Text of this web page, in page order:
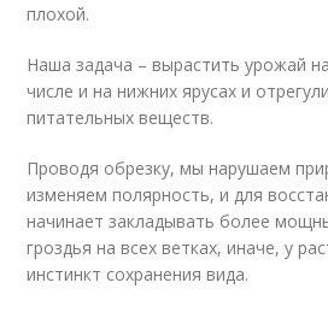
плохой.
Наша задача – вырастить урожай
числе и на нижних ярусах и
питательных веществ.
Проводя обрезку, мы нарушаем
изменяем полярность, и для
начинает закладывать более
гроздья на всех ветках, иначе, у
инстинкт сохранения вида.